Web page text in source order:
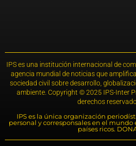
IPS es una institución internacional de
agencia mundial de noticias que
sociedad civil sobre desarrollo,
ambiente. Copyright © 2025 IPS-Inter
derechos
IPS es la única organización
personal y corresponsales en el mundo
países ricos.